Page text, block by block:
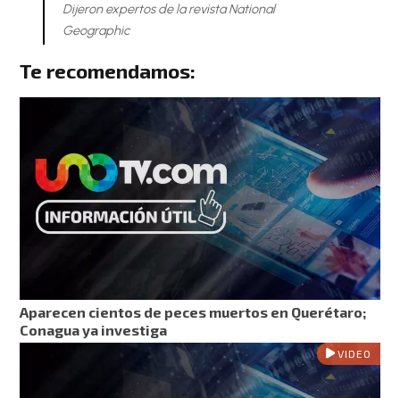
Dijeron expertos de la revistaNational
Geographic
Te recomendamos:
Aparecen cientos de peces muertos en Querétaro;
Conagua ya investiga
VIDEO